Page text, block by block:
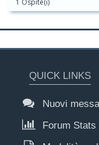
1 Ospite(i)
QUICK LINKS
Nuovi
Forum Stats